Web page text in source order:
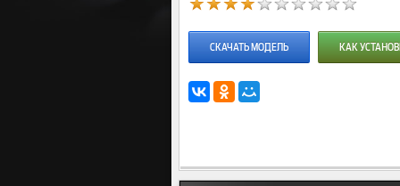
СКАЧАТЬ МОДЕЛЬ КАК